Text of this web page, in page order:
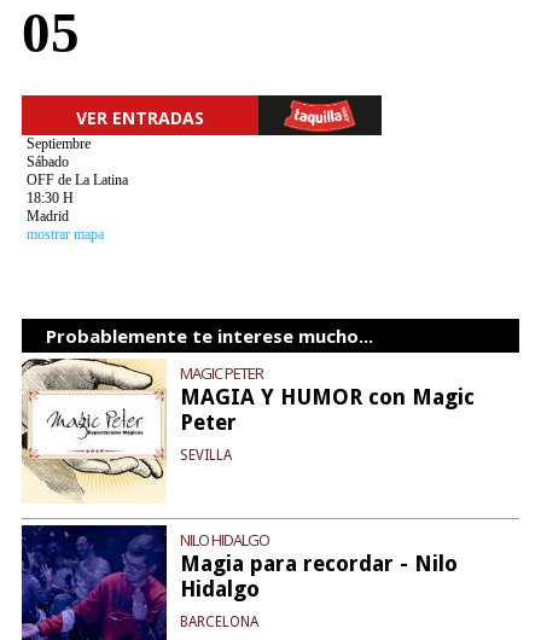
05
VER ENTRADAS
Septiembre
Sábado
OFF de La Latina
18:30 H
Madrid
mostrar mapa
Probablemente te interese mucho...
MAGIC PETER
MAGIA Y HUMOR con Magic
Peter
SEVILLA
NILO HIDALGO
Magia para recordar - Nilo
Hidalgo
BARCELONA